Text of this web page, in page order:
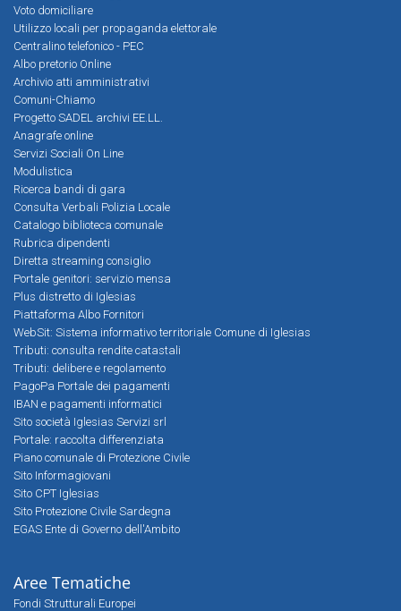
Voto domiciliare
Utilizzo locali per propaganda elettorale
Centralino telefonico - PEC
Albo pretorio Online
Archivio atti amministrativi
Comuni-Chiamo
Progetto SADEL archivi EE.LL.
Anagrafe online
Servizi Sociali On Line
Modulistica
Ricerca bandi di gara
Consulta Verbali Polizia Locale
Catalogo biblioteca comunale
Rubrica dipendenti
Diretta streaming consiglio
Portale genitori: servizio mensa
Plus distretto di Iglesias
Piattaforma Albo Fornitori
WebSit: Sistema informativo territoriale Comune di Iglesias
Tributi: consulta rendite catastali
Tributi: delibere e regolamento
PagoPa Portale dei pagamenti
IBAN e pagamenti informatici
Sito società Iglesias Servizi srl
Portale: raccolta differenziata
Piano comunale di Protezione Civile
Sito Informagiovani
Sito CPT Iglesias
Sito Protezione Civile Sardegna
EGAS Ente di Governo dell'Ambito
Aree Tematiche
Fondi Strutturali Europei